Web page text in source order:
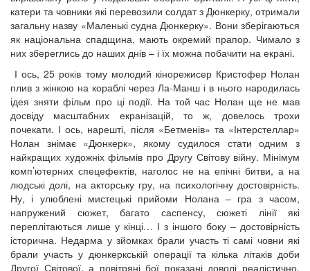
катери та човники які перевозили солдат з Дюнкерку, отримали
загальну назву «Маленькі судна Дюнкерку». Вони зберігаються
як національна спадщина, мають окремий прапор. Чимало з
них збереглись до наших днів – і їх можна побачити на екрані.
І ось, 25 років тому молодий кінорежисер Кристофер Нолан
плив з жінкою на кораблі через Ла-Манш і в нього народилась
ідея зняти фільм про ці події. На той час Нолан ще не мав
досвіду масштабних екранізацій, то ж, довелось трохи
почекати. І ось, нарешті, після «Бетменів» та «Інтерстеллар»
Нолан знімає «Дюнкерк», якому судилося стати одним з
найкращих художніх фільмів про Другу Світову війну. Мінімум
комп’ютерних спецефектів, наголос не на епічні битви, а на
людські долі, на акторську гру, на психологічну достовірність.
Ну, і улюблені мистецькі прийоми Нолана – гра з часом,
напружений сюжет, багато саспенсу, сюжеті лінії які
переплітаються лише у кінці… І з іншого боку – достовірність
історична. Недарма у зйомках брали участь ті самі човни які
брали участь у дюнкеркській операції та кілька літаків доби
Другої Світової, а повітряні бої показані доволі реалістично,